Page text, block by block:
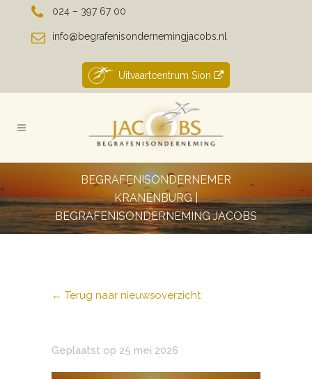
024 – 397 67 00
info@begrafenisondernemingjacobs.nl
Uitvaartcentrum Sion
BEGRAFENISONDERNEMER
KRANENBURG |
BEGRAFENISONDERNEMING JACOBS
← Terug naar nieuwsoverzicht
Geplaatst op 25 mei 2026